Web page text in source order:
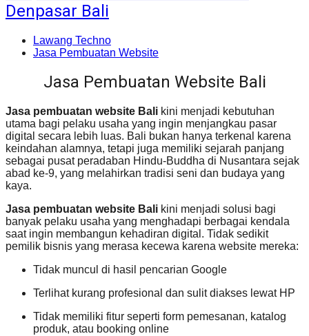
Denpasar Bali
Lawang Techno
Jasa Pembuatan Website
Jasa Pembuatan Website Bali
Jasa pembuatan website Bali kini menjadi kebutuhan
utama bagi pelaku usaha yang ingin menjangkau pasar
digital secara lebih luas. Bali bukan hanya terkenal karena
keindahan alamnya, tetapi juga memiliki sejarah panjang
sebagai pusat peradaban Hindu-Buddha di Nusantara sejak
abad ke-9, yang melahirkan tradisi seni dan budaya yang
kaya.
Jasa pembuatan website Bali kini menjadi solusi bagi
banyak pelaku usaha yang menghadapi berbagai kendala
saat ingin membangun kehadiran digital. Tidak sedikit
pemilik bisnis yang merasa kecewa karena website mereka:
Tidak muncul di hasil pencarian Google
Terlihat kurang profesional dan sulit diakses lewat HP
Tidak memiliki fitur seperti form pemesanan, katalog
produk, atau booking online